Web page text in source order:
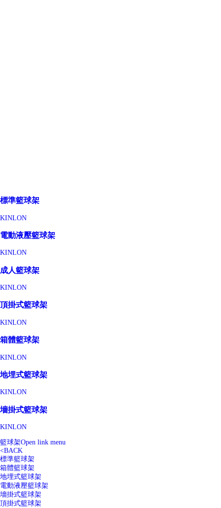
標準籃球架
KINLON
電動液壓籃球架
KINLON
成人籃球架
KINLON
頂掛式籃球架
KINLON
箱體籃球架
KINLON
地埋式籃球架
KINLON
墻掛式籃球架
KINLON
籃球架Open link menu
<BACK
標準籃球架
箱體籃球架
地埋式籃球架
電動液壓籃球架
墻掛式籃球架
頂掛式籃球架